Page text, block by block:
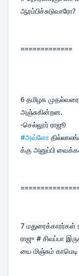
ஆரம்பிச்சுடுவாரோ?
=============
6 தமிழக
அஞ்சுகின்றன.
#அவ்ளோ
க்கு அனுப்பி
7
ராஜு # சிவப்பா
யை மிஞ்சும் காமெடி